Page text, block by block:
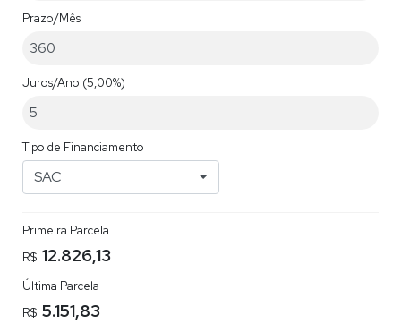
Prazo/Mês
Juros/Ano (5,00%)
Tipo de Financiamento
SAC
Primeira Parcela
R$ 12.826,13
Última Parcela
R$ 5.151,83